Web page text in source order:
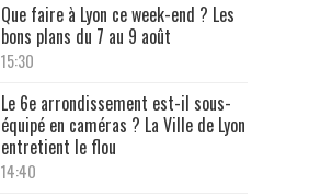
Que faire à Lyon ce week-end ? Les
bons plans du 7 au 9 août
15:30
Le 6e arrondissement est-il sous-
équipé en caméras ? La Ville de Lyon
entretient le flou
14:40